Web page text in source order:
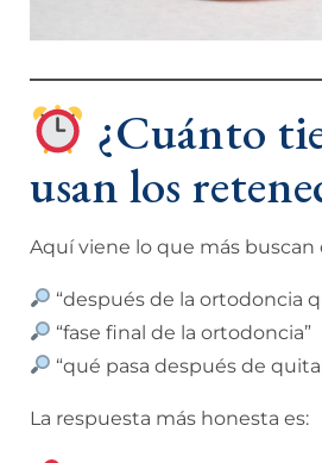
¿Cuánto
usan los
Aquí viene lo que más buscan
“después de la ortodoncia
“fase final de la ortodoncia”
“qué pasa después de
La respuesta más honesta es: